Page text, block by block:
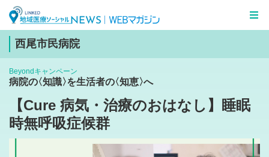
LINKED 地域医療ソーシャルNEWS
西尾市民病院
Beyondキャンペーン
病院の〈知識〉を生活者の〈知恵〉へ
【Cure 病気・治療のおはなし】睡眠
時無呼吸症候群